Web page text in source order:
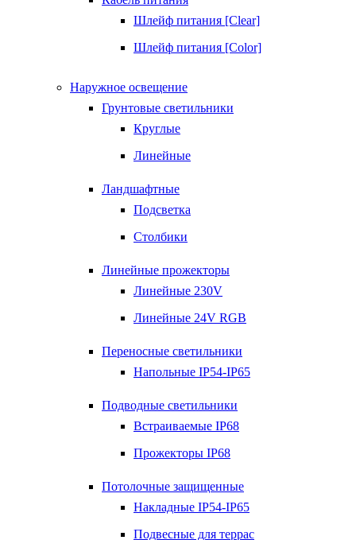
Шлейф питания [Clear]
Шлейф питания [Color]
Наружное освещение
Грунтовые светильники
Круглые
Линейные
Ландшафтные
Подсветка
Столбики
Линейные прожекторы
Линейные 230V
Линейные 24V RGB
Переносные светильники
Напольные IP54-IP65
Подводные светильники
Встраиваемые IP68
Прожекторы IP68
Потолочные защищенные
Накладные IP54-IP65
Подвесные для террас